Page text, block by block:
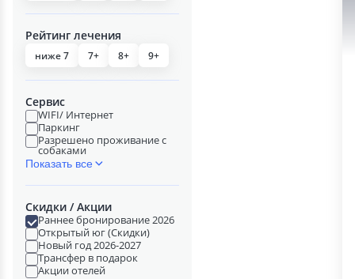
Рейтинг лечения
ниже 7 7+ 8+ 9+
Сервис
WIFI/ Интернет
Паркинг
Разрешено проживание с
собаками
Показать все
Скидки / Акции
Раннее бронирование 2026
Открытый юг (Скидки)
Новый год 2026-2027
Трансфер в подарок
Акции отелей